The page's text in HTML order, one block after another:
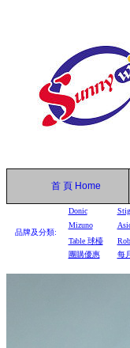
首 頁 Home
品牌及分類:
Donic
Mizuno
Table 球檯
團購優惠
每